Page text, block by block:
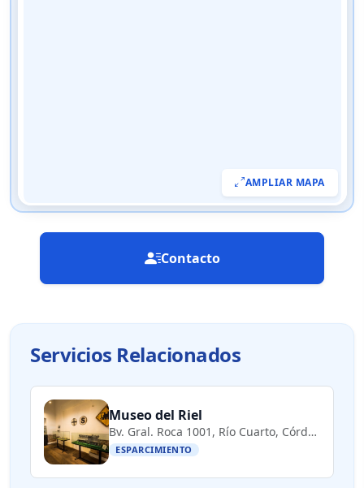
AMPLIAR MAPA
Contacto
Servicios Relacionados
Museo del Riel
Bv. Gral. Roca 1001, Río Cuarto, Córdoba, Argentina
ESPARCIMIENTO